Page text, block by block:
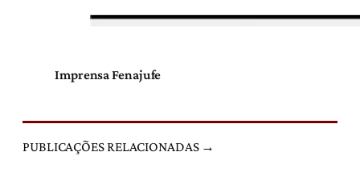
Imprensa Fenajufe
PUBLICAÇÕES RELACIONADAS →